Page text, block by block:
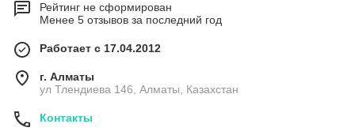
Рейтинг не сформирован
Менее 5 отзывов за последний год
Работает с 17.04.2012
г. Алматы
ул Тлендиева 146, Алматы, Казахстан
Контакты